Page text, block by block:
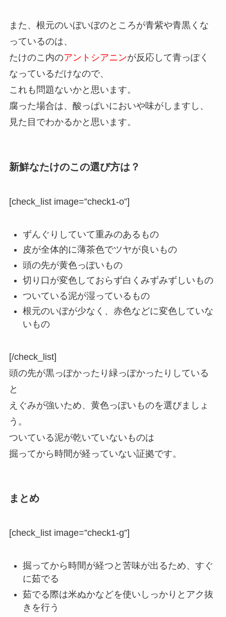
また、根元のいぼいぼのところが青紫や青黒くな
っているのは、
たけのこ内のアントシアニンが反応して青っぽく
なっているだけなので、
これも問題ないかと思います。
腐った場合は、酸っぱいにおいや味がしますし、
見た目でわかるかと思います。
新鮮なたけのこの選び方は？
[check_list image=”check1-o”]
ずんぐりしていて重みのあるもの
皮が全体的に薄茶色でツヤが良いもの
頭の先が黄色っぽいもの
切り口が変色しておらず白くみずみずしいもの
ついている泥が湿っているもの
根元のいぼが少なく、赤色などに変色していな
いもの
[/check_list]
頭の先が黒っぽかったり緑っぽかったりしている
と
えぐみが強いため、黄色っぽいものを選びましょ
う。
ついている泥が乾いていないものは
掘ってから時間が経っていない証拠です。
まとめ
[check_list image=”check1-g”]
掘ってから時間が経つと苦味が出るため、すぐ
に茹でる
茹でる際は米ぬかなどを使いしっかりとアク抜
きを行う